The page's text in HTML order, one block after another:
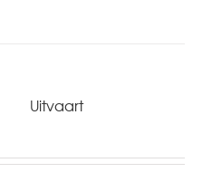
Uitvaart